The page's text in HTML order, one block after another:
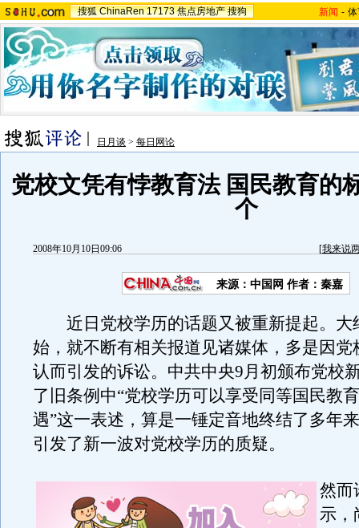
搜狐 ChinaRen 17173 焦点房地产 搜狗 新闻 -
日月谈 > 每日网论
党校文凭有悖教育法 国民教育的
个
2008年10月10日09:06 [我来说
来源：中国网 作者：秦嘉
近日党校学历的话题又被重新提起。大
始，就不断有相关报道见诸媒体，多是因党
认而引发的诉讼。中共中央9月初颁布党校
了旧条例中“党校学历可以享受同等国民教
遇”这一表述，算是一锤定音地终结了多年
引发了新一波对党校学历的质疑。
然而
示，